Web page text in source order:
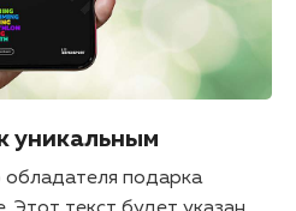
уникальным
подарка